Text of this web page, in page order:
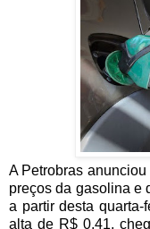
A Petrobras
preços da gasolina e
a partir desta quarta-
alta de R$ 0,41,